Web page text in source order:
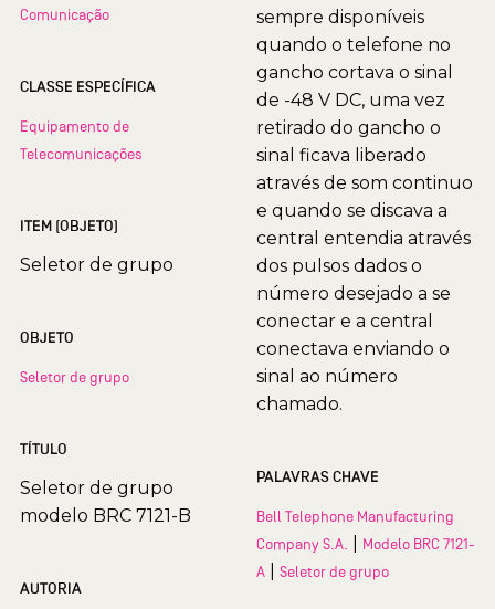
Comunicação
CLASSE ESPECÍFICA
Equipamento de
Telecomunicações
ITEM (OBJETO)
Seletor de grupo
OBJETO
Seletor de grupo
TÍTULO
Seletor de grupo
modelo BRC 7121-B
AUTORIA
sempre disponíveis
quando o telefone no
gancho cortava o sinal
de -48 V DC, uma vez
retirado do gancho o
sinal ficava liberado
através de som continuo
e quando se discava a
central entendia através
dos pulsos dados o
número desejado a se
conectar e a central
conectava enviando o
sinal ao número
chamado.
PALAVRAS CHAVE
Bell Telephone Manufacturing
Company S.A.
Modelo BRC 7121-
A
Seletor de grupo